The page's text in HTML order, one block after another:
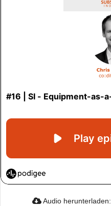
Audio herunterladen: